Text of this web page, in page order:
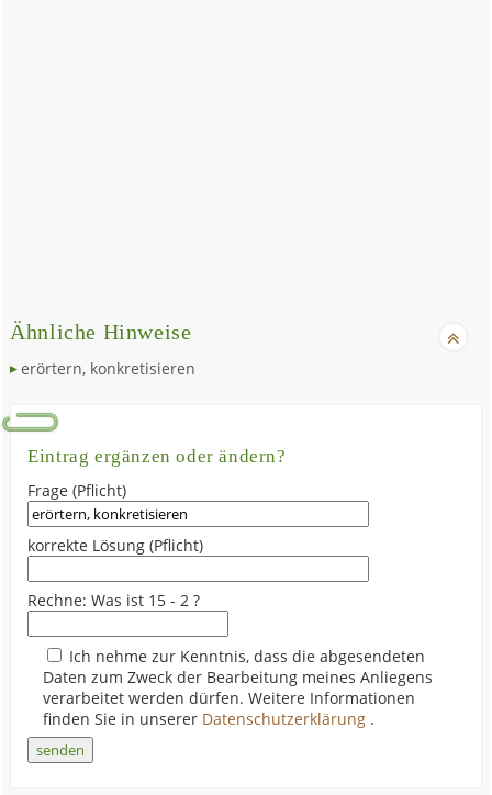
Ähnliche Hinweise
erörtern, konkretisieren
Eintrag ergänzen oder ändern?
Frage (Pflicht)
korrekte Lösung (Pflicht)
Rechne: Was ist 15 - 2 ?
Ich nehme zur Kenntnis, dass die abgesendeten
Daten zum Zweck der Bearbeitung meines Anliegens
verarbeitet werden dürfen. Weitere Informationen
finden Sie in unserer Datenschutzerklärung .